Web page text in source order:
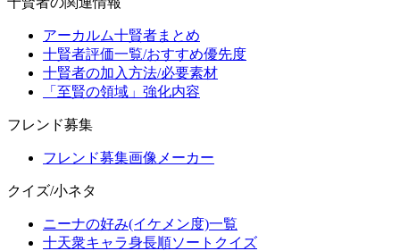
アーカルム十賢者まとめ
十賢者評価一覧/おすすめ優先度
十賢者の加入方法/必要素材
「至賢の領域」強化内容
フレンド募集
フレンド募集画像メーカー
クイズ/小ネタ
ニーナの好み(イケメン度)一覧
十天衆キャラ身長順ソートクイズ